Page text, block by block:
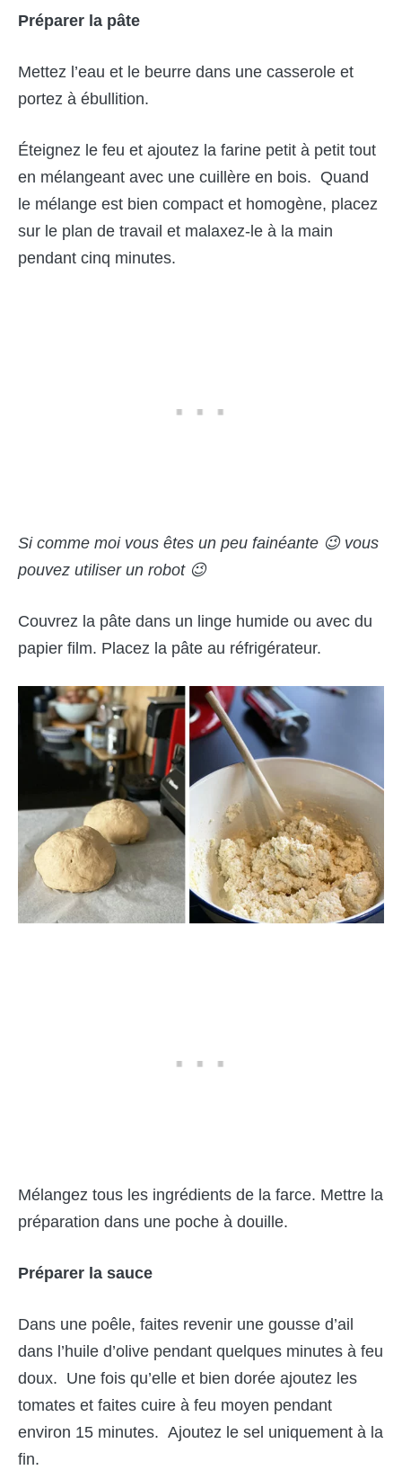
Préparer la pâte
Mettez l’eau et le beurre dans une casserole et
portez à ébullition.
Éteignez le feu et ajoutez la farine petit à petit tout
en mélangeant avec une cuillère en bois. Quand
le mélange est bien compact et homogène, placez
sur le plan de travail et malaxez-le à la main
pendant cinq minutes.
Si comme moi vous êtes un peu fainéante 😉 vous
pouvez utiliser un robot 😉
Couvrez la pâte dans un linge humide ou avec du
papier film. Placez la pâte au réfrigérateur.
Mélangez tous les ingrédients de la farce. Mettre la
préparation dans une poche à douille.
Préparer la sauce
Dans une poêle, faites revenir une gousse d’ail
dans l’huile d’olive pendant quelques minutes à feu
doux. Une fois qu’elle et bien dorée ajoutez les
tomates et faites cuire à feu moyen pendant
environ 15 minutes. Ajoutez le sel uniquement à la
fin.